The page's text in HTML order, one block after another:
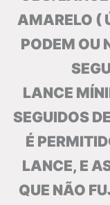
AMARELO (
PODEM OU
LANCE
SEGUIDOS
É
LANCE, E
QUE NÃO